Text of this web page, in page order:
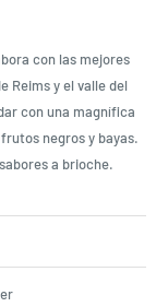
con las mejores
Reims y el valle del
con una magnífica
negros y bayas.
a brioche.